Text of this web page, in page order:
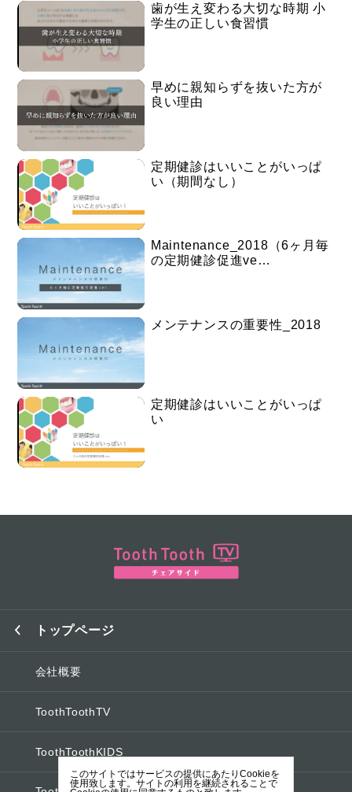
歯が生え変わる大切な時期 小
学生の正しい食習慣
早めに親知らずを抜いた方が
良い理由
定期健診はいいことがいっぱ
い（期間なし）
Maintenance_2018（6ヶ月毎
の定期健診促進ve…
メンテナンスの重要性_2018
定期健診はいいことがいっぱ
い
トップページ
会社概要
ToothToothTV
ToothToothKIDS
このサイトではサービスの提供にあたりCookieを
使用致します。サイトの利用を継続されることで